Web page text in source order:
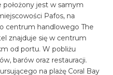
jest w samym
Pafos, na
centrum handlowego The
znajduje się w centrum
od portu. W pobliżu
barów oraz restauracji.
na plażę Coral Bay